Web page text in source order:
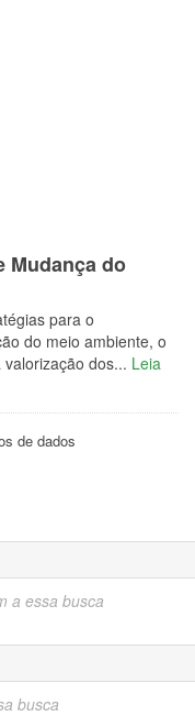
Mudança do
para o
do meio ambiente, o
dos... Leia
de dados
a essa busca
busca